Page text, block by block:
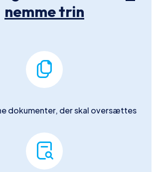
nemme trin
dokumenter, der skal oversættes